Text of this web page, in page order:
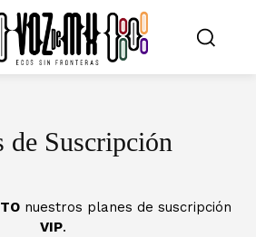
de Suscripción
nuestros planes de suscripción
VIP.